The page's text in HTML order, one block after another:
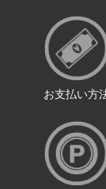
お支払い方